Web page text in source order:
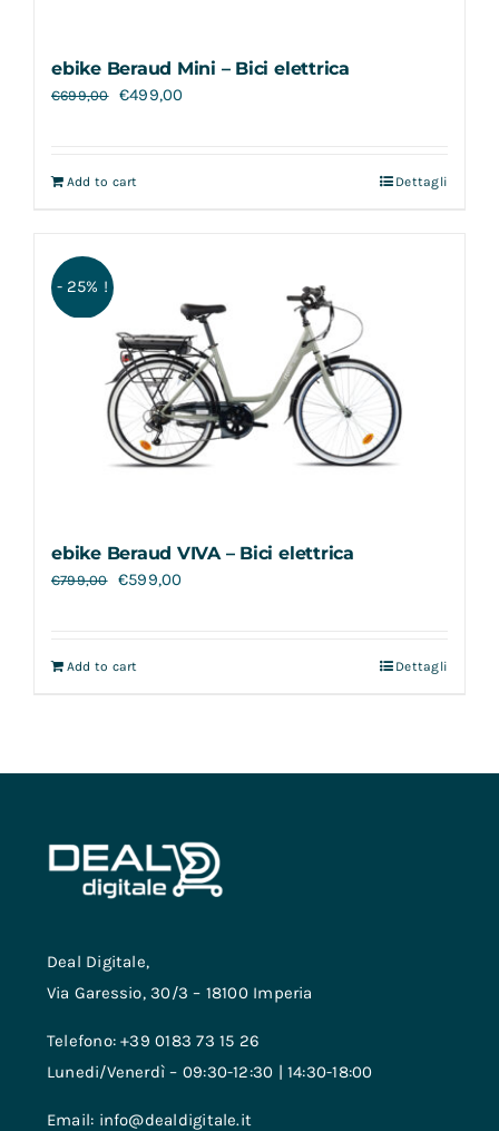
ebike Beraud Mini – Bici elettrica
€699,00 €499,00
Add to cart Dettagli
- 25% !
ebike Beraud VIVA – Bici elettrica
€799,00 €599,00
Add to cart Dettagli
Deal Digitale,
Via Garessio, 30/3 – 18100 Imperia
Telefono: +39 0183 73 15 26
Lunedi/Venerdì – 09:30-12:30 | 14:30-18:00
Email: info@dealdigitale.it